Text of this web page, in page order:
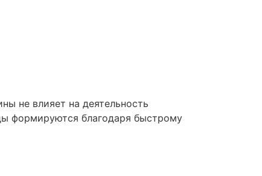
не влияет на деятельность
формируются благодаря быстрому